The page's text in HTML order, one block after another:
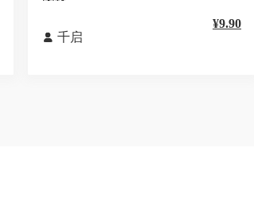
 千启
¥9.90